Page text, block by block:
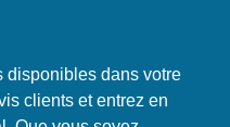
disponibles dans votre
clients et entrez en